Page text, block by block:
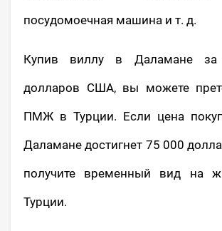
посудомоечная машина и т. д.
Купив виллу в Даламане
долларов США, вы можете
ПМЖ в Турции. Если цена
Даламане достигнет 75 000
получите временный вид на
Турции.